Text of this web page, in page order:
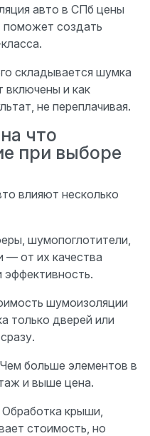
авто в СПб цены
поможет создать
складывается шумка
включены и как
не переплачивая.
что
при выборе
влияют несколько
шумопоглотители,
— от их качества
эффективность.
шумоизоляции
только дверей или
больше элементов в
и выше цена.
крыши,
стоимость, но